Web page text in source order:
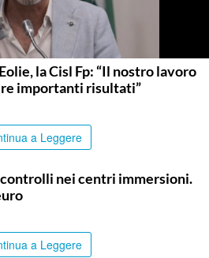
la Cisl Fp: “Il nostro lavoro
importanti risultati”
a Leggere
nei centri immersioni.
a Leggere